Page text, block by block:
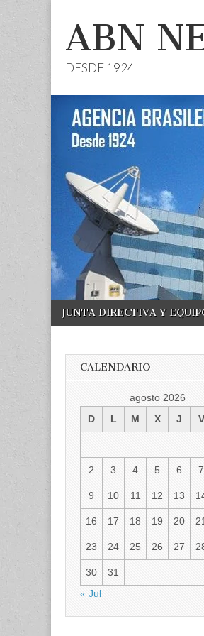
ABN
DESDE 1924
Main
menu
Skip
JUNTA DIRECTIVA Y
CALENDARIO
agosto 2026
D
L M X J V
2 3 4 5 6 7
9 10 11 12 13
16 17 18 19 20
23 24 25 26 27
30
31
« Jul